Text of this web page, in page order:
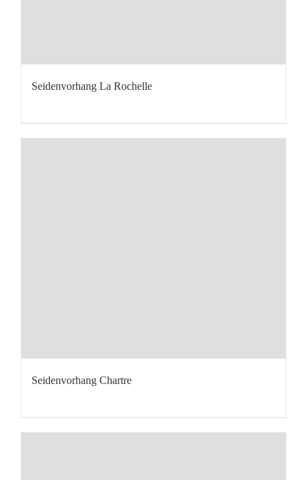
Seidenvorhang La Rochelle
Seidenvorhang Chartre